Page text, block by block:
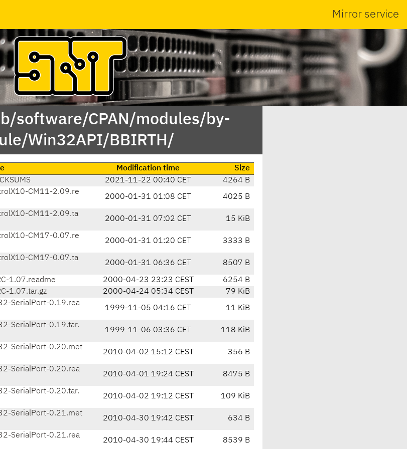
Mirror service
software/CPAN/modules/by-
Win32API/BBIRTH/
Modification time
Size
2021-11-22 00:40 CET
4264 B
CM11-2.09.re
2000-01-31 01:08 CET 4025 B
CM11-2.09.ta
2000-01-31 07:02 CET 15 KiB
CM17-0.07.re
2000-01-31 01:20 CET 3333 B
CM17-0.07.ta
2000-01-31 06:36 CET 8507 B
1.07.readme 2000-04-23 23:23 CEST
6254 B
1.07.tar.gz
2000-04-24 05:34 CEST
79 KiB
SerialPort-0.19.rea
1999-11-05 04:16 CET 11 KiB
SerialPort-0.19.tar.
1999-11-06 03:36 CET 118 KiB
SerialPort-0.20.met
2010-04-02 15:12 CEST 356 B
SerialPort-0.20.rea
2010-04-01 19:24 CEST 8475 B
SerialPort-0.20.tar.
2010-04-02 19:12 CEST 109 KiB
SerialPort-0.21.met
2010-04-30 19:42 CEST 634 B
SerialPort-0.21.rea
2010-04-30 19:44 CEST 8539 B